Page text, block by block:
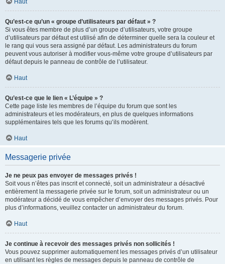
Haut
Qu’est-ce qu’un « groupe d’utilisateurs par défaut » ?
Si vous êtes membre de plus d’un groupe d’utilisateurs, votre groupe
d’utilisateurs par défaut est utilisé afin de déterminer quelle sera la couleur et
le rang qui vous sera assigné par défaut. Les administrateurs du forum
peuvent vous autoriser à modifier vous-même votre groupe d’utilisateurs par
défaut depuis le panneau de contrôle de l’utilisateur.
Haut
Qu’est-ce que le lien « L’équipe » ?
Cette page liste les membres de l’équipe du forum que sont les
administrateurs et les modérateurs, en plus de quelques informations
supplémentaires tels que les forums qu’ils modèrent.
Haut
Messagerie privée
Je ne peux pas envoyer de messages privés !
Soit vous n’êtes pas inscrit et connecté, soit un administrateur a désactivé
entièrement la messagerie privée sur le forum, soit un administrateur ou un
modérateur a décidé de vous empêcher d’envoyer des messages privés. Pour
plus d’informations, veuillez contacter un administrateur du forum.
Haut
Je continue à recevoir des messages privés non sollicités !
Vous pouvez supprimer automatiquement les messages privés d’un utilisateur
en utilisant les règles de messages depuis le panneau de contrôle de